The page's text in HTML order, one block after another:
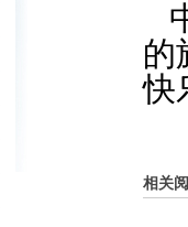
的
快
相关